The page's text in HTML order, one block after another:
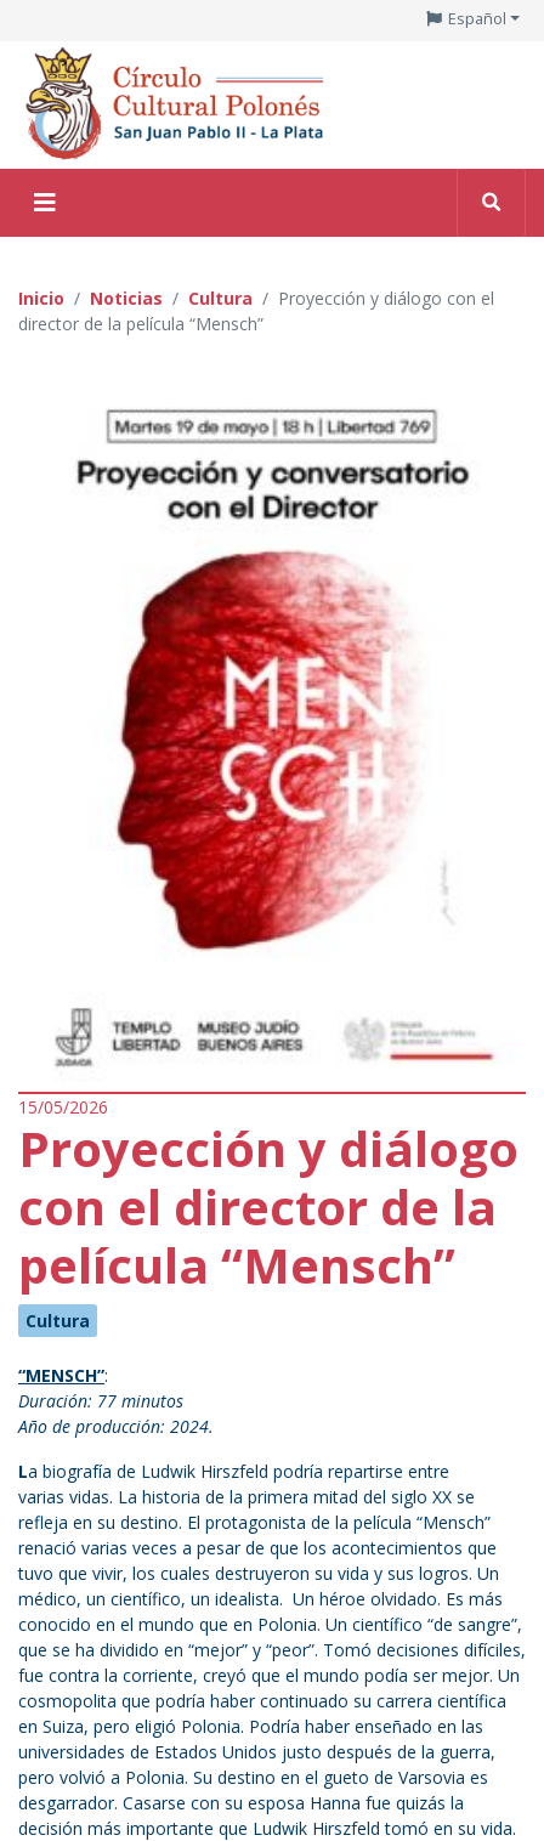
Español
Inicio Noticias Cultura
Proyección y diálogo con el
director de la película “Mensch”
15/05/2026
Proyección y diálogo
con el director de la
película “Mensch”
Cultura
“MENSCH”:
Duración: 77 minutos
Año de producción: 2024.
La biografía de Ludwik Hirszfeld podría repartirse entre
varias vidas. La historia de la primera mitad del siglo XX se
refleja en su destino. El protagonista de la película “Mensch”
renació varias veces a pesar de que los acontecimientos que
tuvo que vivir, los cuales destruyeron su vida y sus logros. Un
médico, un científico, un idealista. Un héroe olvidado. Es más
conocido en el mundo que en Polonia. Un científico “de sangre”,
que se ha dividido en “mejor” y “peor”. Tomó decisiones difíciles,
fue contra la corriente, creyó que el mundo podía ser mejor. Un
cosmopolita que podría haber continuado su carrera científica
en Suiza, pero eligió Polonia. Podría haber enseñado en las
universidades de Estados Unidos justo después de la guerra,
pero volvió a Polonia. Su destino en el gueto de Varsovia es
desgarrador. Casarse con su esposa Hanna fue quizás la
decisión más importante que Ludwik Hirszfeld tomó en su vida.